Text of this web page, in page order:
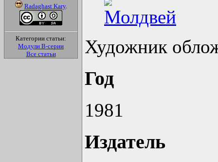
Radaghast Kary.
Категории статьи:
Модули B-серии
Все статьи
Художник
Год
1981
Издатель